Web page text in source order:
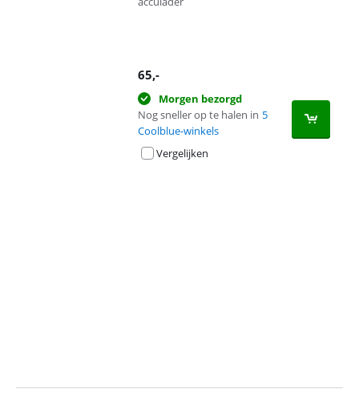
65,-
Morgen bezorgd
Nog sneller op te halen in 5
Coolblue-winkels
Vergelijken